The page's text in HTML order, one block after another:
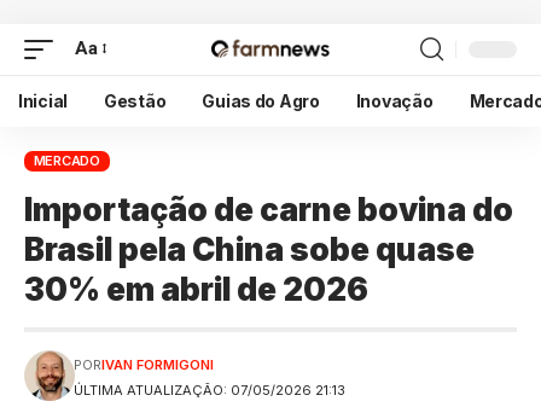
Aa
Inicial Gestão Guias do Agro Inovação
MERCADO
Importação de carne bovina do
Brasil pela China sobe quase
30% em abril de 2026
ÚLTIMA ATUALIZAÇÃO: 07/05/2026 21:13
PORIVAN FORMIGONI